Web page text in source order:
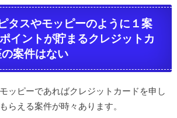
タスやモッピーのように１案
イントが貯まるクレジットカ
案件はない
ッピーであればクレジットカードを申し
らえる案件が時々あります。